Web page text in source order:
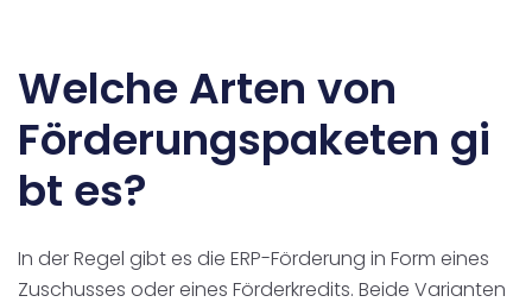
Welche Arten von
Förderungspaketen gi
bt es?
In der Regel gibt es dieERP-Förderung in Form eines
Zuschusses oder eines Förderkredits. Beide Varianten